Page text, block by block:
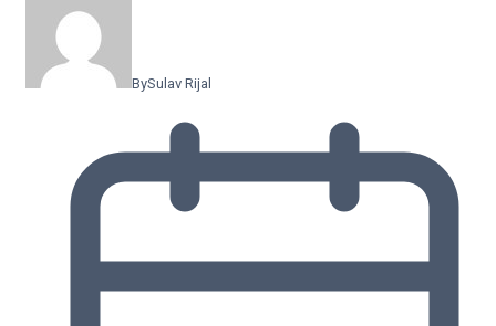
BySulav Rijal